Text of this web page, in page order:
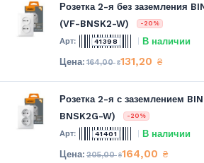
Розетка 2-я без заземления
(VF-BNSK2-W)
-20%
41398 В наличии
164,00₴131,20 ₴
Розетка 2-я с заземлением
BNSK2G-W)
-20%
41401 В наличии
205,00₴164,00 ₴